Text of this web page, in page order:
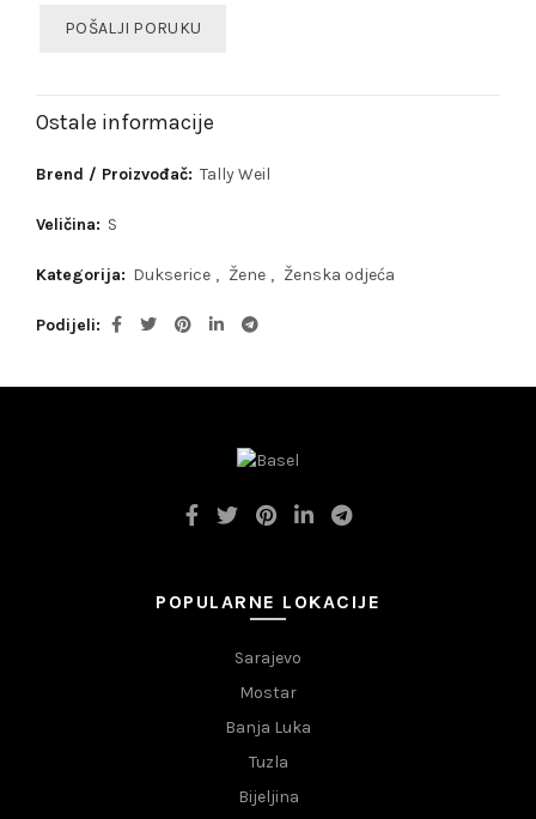
POŠALJI PORUKU
Ostale informacije
Brend / Proizvođač: Tally Weil
Veličina: S
Kategorija: Dukserice , Žene , Ženska odjeća
Podijeli
POPULARNE LOKACIJE
Sarajevo
Mostar
Banja Luka
Tuzla
Bijeljina